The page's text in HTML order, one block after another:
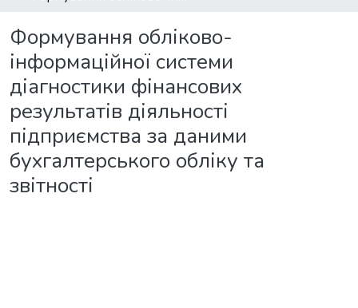
Формування обліково-
інформаційної системи
діагностики фінансових
результатів діяльності
підприємства за даними
бухгалтерського обліку та
звітності